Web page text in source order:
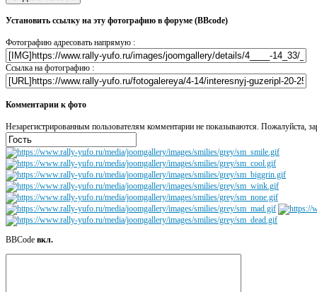
Установить ссылку на эту фотографию в форуме (BBcode)
Фотографию адресовать напрямую :
Ссылка на фотографию :
Комментарии к фото
Незарегистрированным пользователям комментарии не показываются. Пожалуйста,
BBCode вкл.